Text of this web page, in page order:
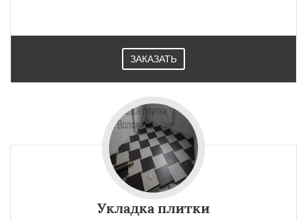
ЗАКАЗАТЬ
Укладка плитки